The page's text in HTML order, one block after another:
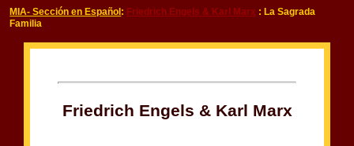
MIA- Sección en Español : Friedrich Engels & Karl Marx : La Sagrada
Familia
Friedrich Engels & Karl Marx